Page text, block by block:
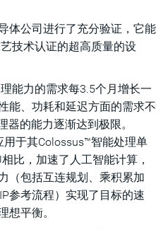
体公司进行了充分验证，它能
技术认证的超高质量的设
能力的需求每3.5个月增长一
能、功耗和延迟方面的需求不
器的能力逐渐达到极限。
用于其Colossus™智能处理单
比，加速了人工智能计算，
（包括互连规划、乘积累加
参考流程）实现了目标的速
想平衡。